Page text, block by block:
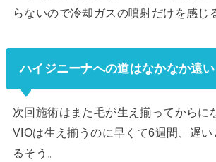
らないので冷却ガスの噴射だけを感じ
ハイジニーナへの道はなかなか遠い
次回施術はまた毛が生え揃ってからに
VIOは生え揃うのに早くて6週間、遅
るそう。